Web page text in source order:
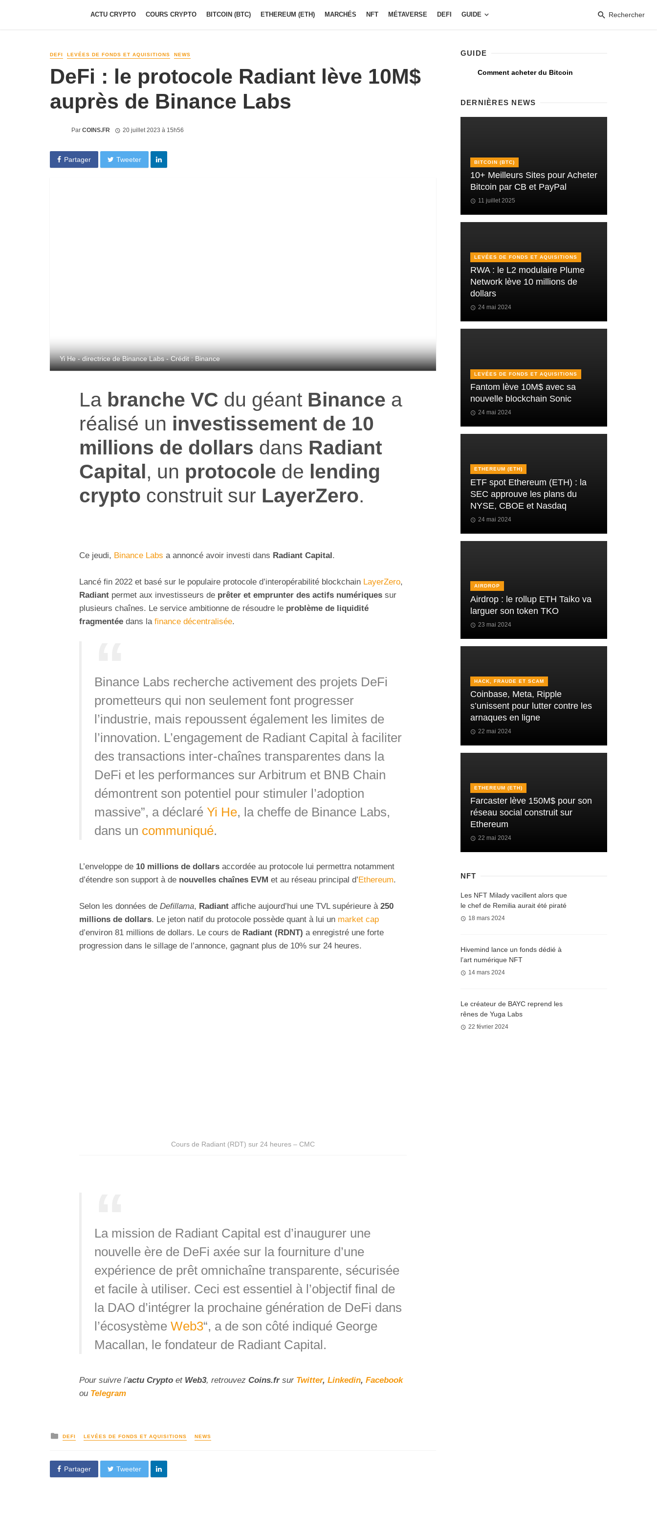
ACTU CRYPTO COURS CRYPTO BITCOIN (BTC) ETHEREUM (ETH) MARCHÉS NFT MÉTAVERSE DEFI GUIDE Rechercher
DEFI LEVÉES DE FONDS ET AQUISITIONS NEWS
DeFi : le protocole Radiant lève 10M$
auprès de Binance Labs
Par COINS.FR 20 juillet 2023 à 15h56
Partager Tweeter
Yi He - directrice de Binance Labs - Crédit : Binance
La branche VC du géant Binance a
réalisé un investissement de 10
millions de dollars dans Radiant
Capital, un protocole de lending
crypto construit sur LayerZero.
Ce jeudi, Binance Labs a annoncé avoir investi dans Radiant Capital.
Lancé fin 2022 et basé sur le populaire protocole d’interopérabilité blockchain LayerZero,
Radiant permet aux investisseurs de prêter et emprunter des actifs numériques sur
plusieurs chaînes. Le service ambitionne de résoudre le problème de liquidité
fragmentée dans la finance décentralisée.
Binance Labs recherche activement des projets DeFi
prometteurs qui non seulement font progresser
l’industrie, mais repoussent également les limites de
l’innovation. L’engagement de Radiant Capital à faciliter
des transactions inter-chaînes transparentes dans la
DeFi et les performances sur Arbitrum et BNB Chain
démontrent son potentiel pour stimuler l’adoption
massive”, a déclaré Yi He, la cheffe de Binance Labs,
dans un communiqué.
L’enveloppe de 10 millions de dollars accordée au protocole lui permettra notamment
d’étendre son support à de nouvelles chaînes EVM et au réseau principal d’Ethereum.
Selon les données de Defillama, Radiant affiche aujourd’hui une TVL supérieure à250
millions de dollars. Le jeton natif du protocole possède quant à lui un market cap
d’environ 81 millions de dollars. Le cours de Radiant (RDNT) a enregistré une forte
progression dans le sillage de l’annonce, gagnant plus de 10% sur 24 heures.
Cours de Radiant (RDT) sur 24 heures – CMC
La mission de Radiant Capital est d’inaugurer une
nouvelle ère de DeFi axée sur la fourniture d’une
expérience de prêt omnichaîne transparente, sécurisée
et facile à utiliser. Ceci est essentiel à l’objectif final de
la DAO d’intégrer la prochaine génération de DeFi dans
l’écosystème Web3“, a de son côté indiqué George
Macallan, le fondateur de Radiant Capital.
Pour suivre l’actu Crypto et Web3, retrouvez Coins.fr sur Twitter, Linkedin, Facebook
ou Telegram
DEFI LEVÉES DE FONDS ET AQUISITIONS NEWS
Partager Tweeter
GUIDE
Comment acheter du Bitcoin
DERNIÈRES NEWS
BITCOIN (BTC)
10+ Meilleurs Sites pour Acheter
Bitcoin par CB et PayPal
11 juillet 2025
LEVÉES DE FONDS ET AQUISITIONS
RWA : le L2 modulaire Plume
Network lève 10 millions de
dollars
24 mai 2024
LEVÉES DE FONDS ET AQUISITIONS
Fantom lève 10M$ avec sa
nouvelle blockchain Sonic
24 mai 2024
ETHEREUM (ETH)
ETF spot Ethereum (ETH) : la
SEC approuve les plans du
NYSE, CBOE et Nasdaq
24 mai 2024
AIRDROP
Airdrop : le rollup ETH Taiko va
larguer son token TKO
23 mai 2024
HACK, FRAUDE ET SCAM
Coinbase, Meta, Ripple
s’unissent pour lutter contre les
arnaques en ligne
22 mai 2024
ETHEREUM (ETH)
Farcaster lève 150M$ pour son
réseau social construit sur
Ethereum
22 mai 2024
NFT
Les NFT Milady vacillent alors que
le chef de Remilia aurait été piraté
18 mars 2024
Hivemind lance un fonds dédié à
l’art numérique NFT
14 mars 2024
Le créateur de BAYC reprend les
rênes de Yuga Labs
22 février 2024